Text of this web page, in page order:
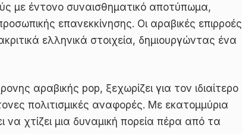
με έντονο συναισθηματικό αποτύπωμα,
επανεκκίνησης. Οι αραβικές επιρροές
ελληνικά στοιχεία, δημιουργώντας ένα
αραβικής pop, ξεχωρίζει για τον ιδιαίτερο
πολιτισμικές αναφορές. Με εκατομμύρια
να χτίζει μια δυναμική πορεία πέρα από τα